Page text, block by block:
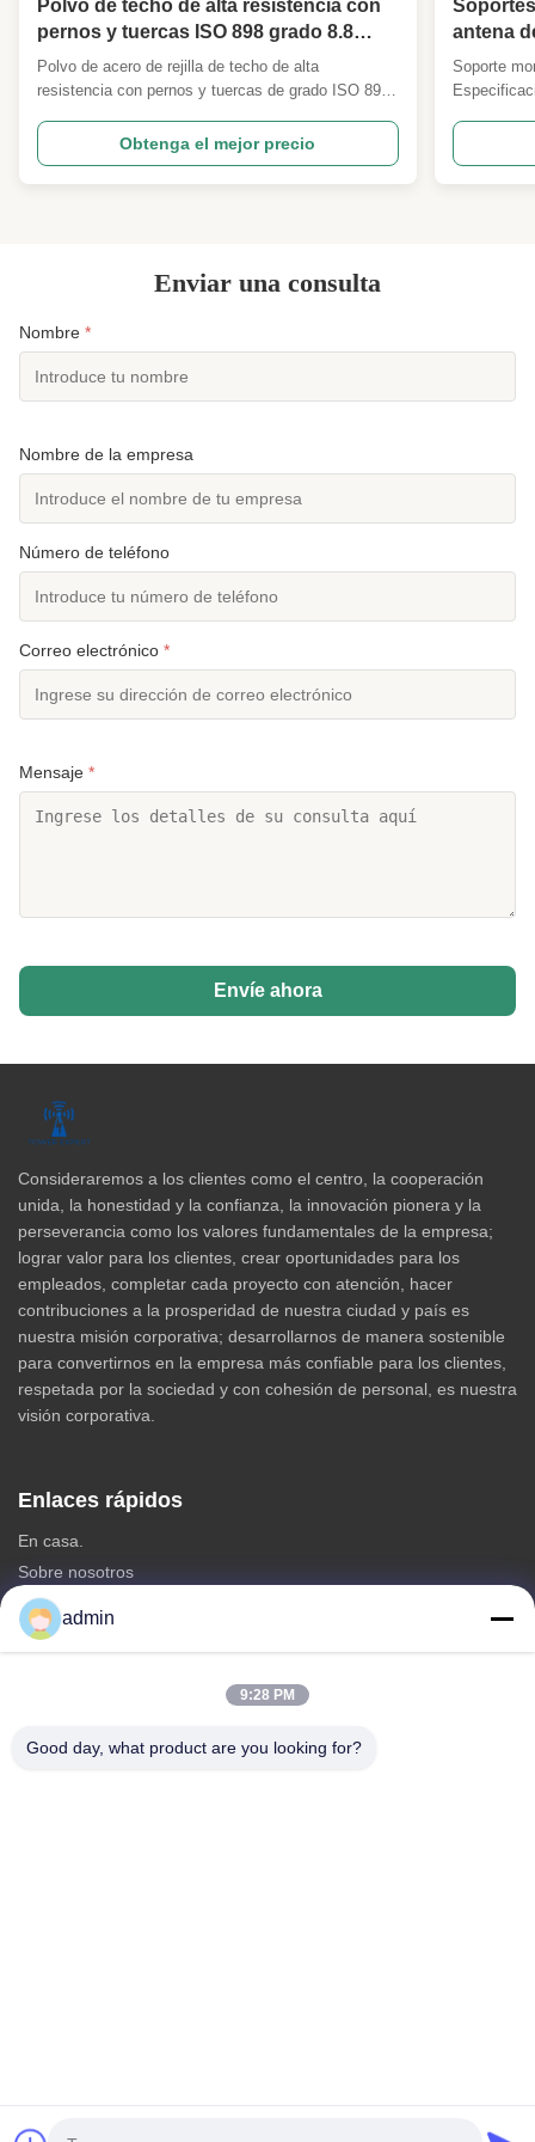
Polvo de techo de alta resistencia con
pernos y tuercas ISO 898 grado 8.8
para torres tubulares autoportantes
Polvo de acero de rejilla de techo de alta
resistencia con pernos y tuercas de grado ISO 898
No, no es así. Descripción Especificación detallada
y principales parámetros de diseño 1 Código de
diseño ANSI/TIA222G,H o norma europea y otros 2
Obtenga el mejor precio
antena
años de
Soporte
de carga
a nivel
Enviar una consulta
Nombre *
Nombre de la empresa
Número de teléfono
Correo electrónico *
Mensaje *
Envíe ahora
Consideraremos a los clientes como el centro, la cooperación
unida, la honestidad y la confianza, la innovación pionera y la
perseverancia como los valores fundamentales de la empresa;
lograr valor para los clientes, crear oportunidades para los
empleados, completar cada proyecto con atención, hacer
contribuciones a la prosperidad de nuestra ciudad y país es
nuestra misión corporativa; desarrollarnos de manera sostenible
para convertirnos en la empresa más confiable para los clientes,
respetada por la sociedad y con cohesión de personal, es nuestra
visión corporativa.
Enlaces rápidos
En casa.
Sobre nosotros
productos
Contacta con nosotros
torre de antena triangular
admin
9:28 PM
Good day, what product are you looking for?